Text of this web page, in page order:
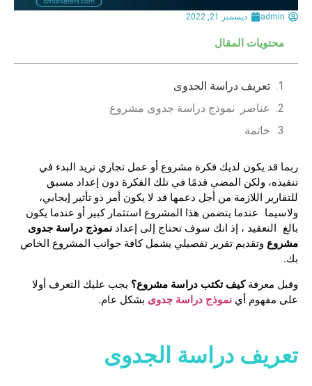
admin ديسمبر 21, 2022
محتويات المقال
تعريف دراسة الجدوى
عناصر نموذج دراسة جدوى مشروع
خاتمة
ربما قد يكون لديك فكرة مشروع أو عمل تجاري تريد البدء في
تنفيذه، ولكن المضي قدمًا في تلك الفكرة دون إعداد مسبق
للتقارير اللازمة من أجل دعمها قد لا يكون أمر ذو تأثير إيجابي،
ولاسيما عندما يتضمن هذا المشروع استثمار كبير أو عندما يكون
بالغ التعقيد ، إذ انك سوف تحتاج إلى إعدادنموذج دراسة جدوى
مشروع وتقديم تقرير تفصيلي يشمل كافة جوانب المشروع الخاص
وقبل معرفة كيف تكتب دراسة مشروع؟يجب عليك التعرف أولا
على مفهوم أي نموذج دراسة جدوىبشكل عام.
تعريف دراسة الجدوى